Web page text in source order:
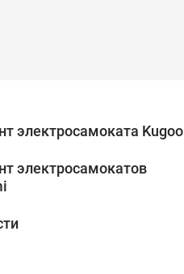
электросамоката Kugoo
электросамокатов